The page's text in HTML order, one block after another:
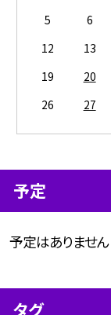
5
6
12
13
19
20
26
27
予定
予定はありません
タグ